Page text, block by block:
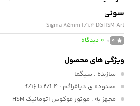
سونی
Sigma 85mm f/1.4 DG HSM Art
0
0 دیدگاه
ویژگی های محصول
سازنده : سیگما
محدوده ی دیافراگم : f/1.4 تا f/16
مجهز به : موتور فوکوس اتوماتیک HSM